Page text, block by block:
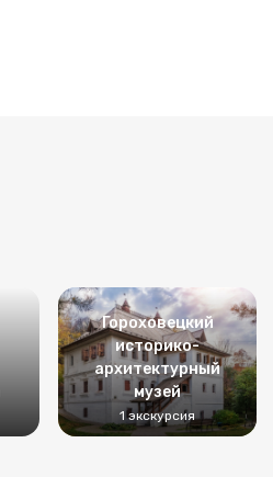
Гороховецкий
историко-
архитектурный
музей
1 экскурсия